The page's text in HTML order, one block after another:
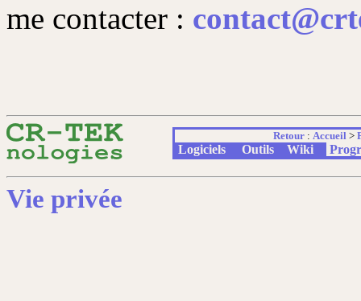
me contacter :
Retour : Accueil >
Logiciels Outils Wiki
Vie privée